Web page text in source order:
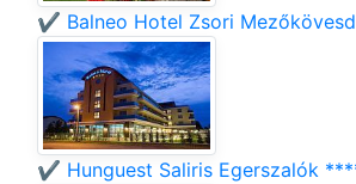
✔️ Balneo Hotel Zsori
✔️ Hunguest Saliris Egerszalók